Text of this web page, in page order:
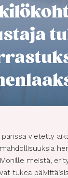
vietetty
meistä,
tukea